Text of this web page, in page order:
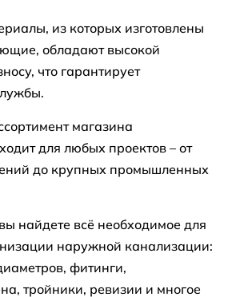
из которых изготовлены
обладают высокой
что гарантирует
магазина
для любых проектов – от
до крупных промышленных
найдете всё необходимое для
наружной канализации:
фитинги,
тройники, ревизии и многое